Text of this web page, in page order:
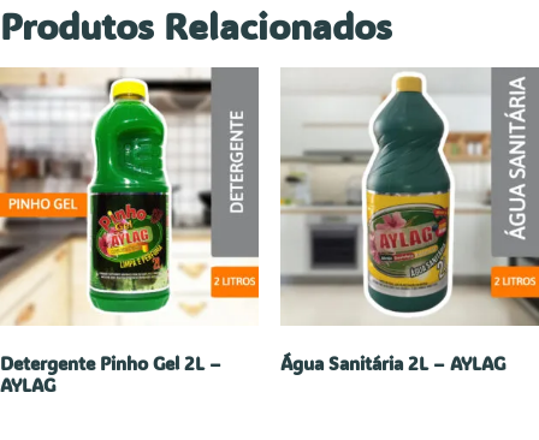
Produtos Relacionados
Detergente Pinho Gel 2L –
AYLAG
Água Sanitária 2L – AYLAG